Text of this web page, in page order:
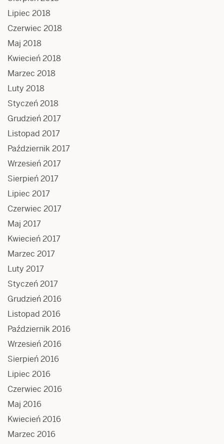
Lipiec 2018
Czerwiec 2018
Maj 2018
Kwiecień 2018
Marzec 2018
Luty 2018
Styczeń 2018
Grudzień 2017
Listopad 2017
Październik 2017
Wrzesień 2017
Sierpień 2017
Lipiec 2017
Czerwiec 2017
Maj 2017
Kwiecień 2017
Marzec 2017
Luty 2017
Styczeń 2017
Grudzień 2016
Listopad 2016
Październik 2016
Wrzesień 2016
Sierpień 2016
Lipiec 2016
Czerwiec 2016
Maj 2016
Kwiecień 2016
Marzec 2016